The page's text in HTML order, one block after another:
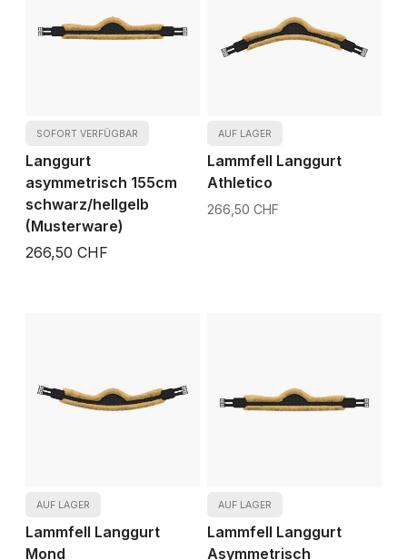
SOFORT VERFÜGBAR
Langgurt
asymmetrisch 155cm
schwarz/hellgelb
(Musterware)
266,50 CHF
AUF LAGER
Lammfell Langgurt
Athletico
266,50 CHF
AUF LAGER
Lammfell Langgurt
Mond
AUF LAGER
Lammfell Langgurt
Asymmetrisch